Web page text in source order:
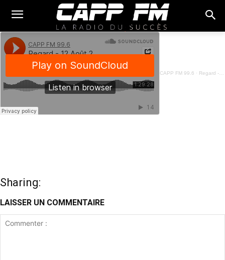
CAPP FM 99.6 · Regard - 12 Août 2023
Sharing:
LAISSER UN COMMENTAIRE